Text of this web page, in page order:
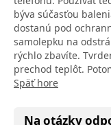
býva súčasťou
dostanú pod
samolepku na
rýchlo zbavíte.
prechod teplôt.
Späť hore
Na otázky